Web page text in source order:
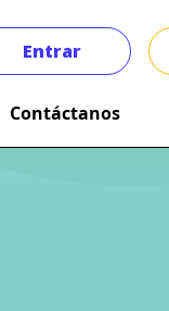
Entrar
Contáctanos